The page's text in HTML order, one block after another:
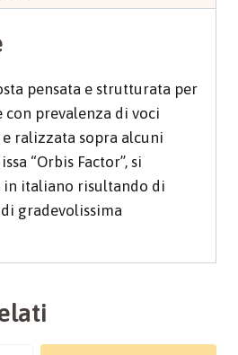
pensata e strutturata per
prevalenza di voci
ralizzata sopra alcuni
“Orbis Factor”, si
in italiano risultando di
gradevolissima